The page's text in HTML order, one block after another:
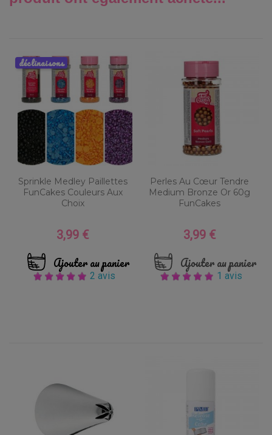
Sprinkle Medley Paillettes
FunCakes Couleurs Aux
Choix
Prix
3,99 €
Ajouter au panier
2 avis
déclinaisons
Perles Au Cœur Tendre
Medium Bronze Or 60g
FunCakes
Prix
3,99 €
Ajouter au panier
1 avis